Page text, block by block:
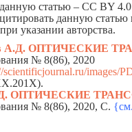
статью – CC BY
данную
указании авторства.
А.Д. ОПТИЧЕСКИЕ
№ 8(86), 2020
scientificjournal.ru/images/
А.Д. ОПТИЧЕСКИЕ
№ 8(86), 2020, C.